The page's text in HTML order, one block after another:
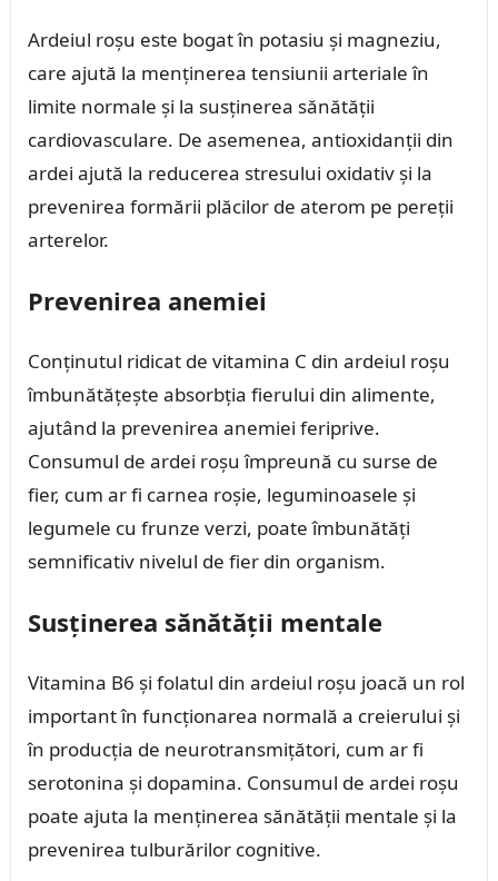
Ardeiul roșu este bogat în potasiu și magneziu,
care ajută la menținerea tensiunii arteriale în
limite normale și la susținerea sănătății
cardiovasculare. De asemenea, antioxidanții din
ardei ajută la reducerea stresului oxidativ și la
prevenirea formării plăcilor de aterom pe pereții
arterelor.
Prevenirea anemiei
Conținutul ridicat de vitamina C din ardeiul roșu
îmbunătățește absorbția fierului din alimente,
ajutând la prevenirea anemiei feriprive.
Consumul de ardei roșu împreună cu surse de
fier, cum ar fi carnea roșie, leguminoasele și
legumele cu frunze verzi, poate îmbunătăți
semnificativ nivelul de fier din organism.
Susținerea sănătății mentale
Vitamina B6 și folatul din ardeiul roșu joacă un rol
important în funcționarea normală a creierului și
în producția de neurotransmițători, cum ar fi
serotonina și dopamina. Consumul de ardei roșu
poate ajuta la menținerea sănătății mentale și la
prevenirea tulburărilor cognitive.